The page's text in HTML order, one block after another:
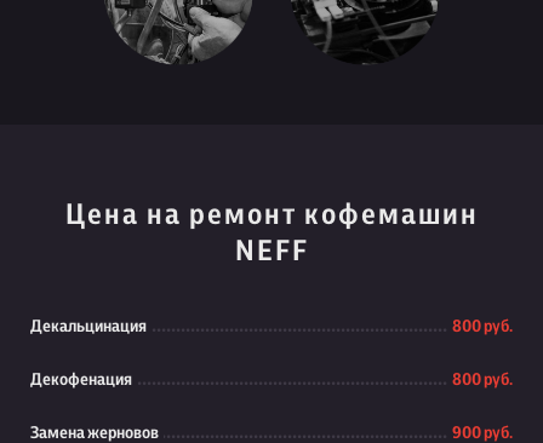
Цена на ремонт кофемашин
NEFF
Декальцинация 800 руб.
Декофенация 800 руб.
Замена жерновов 900 руб.